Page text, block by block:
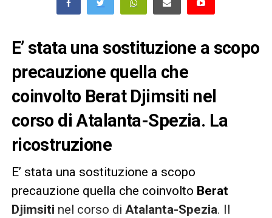
E’ stata una sostituzione a scopo
precauzione quella che
coinvolto Berat Djimsiti nel
corso di Atalanta-Spezia. La
ricostruzione
E’ stata una sostituzione a scopo
precauzione quella che coinvolto Berat
Djimsiti nel corso di Atalanta-Spezia. Il